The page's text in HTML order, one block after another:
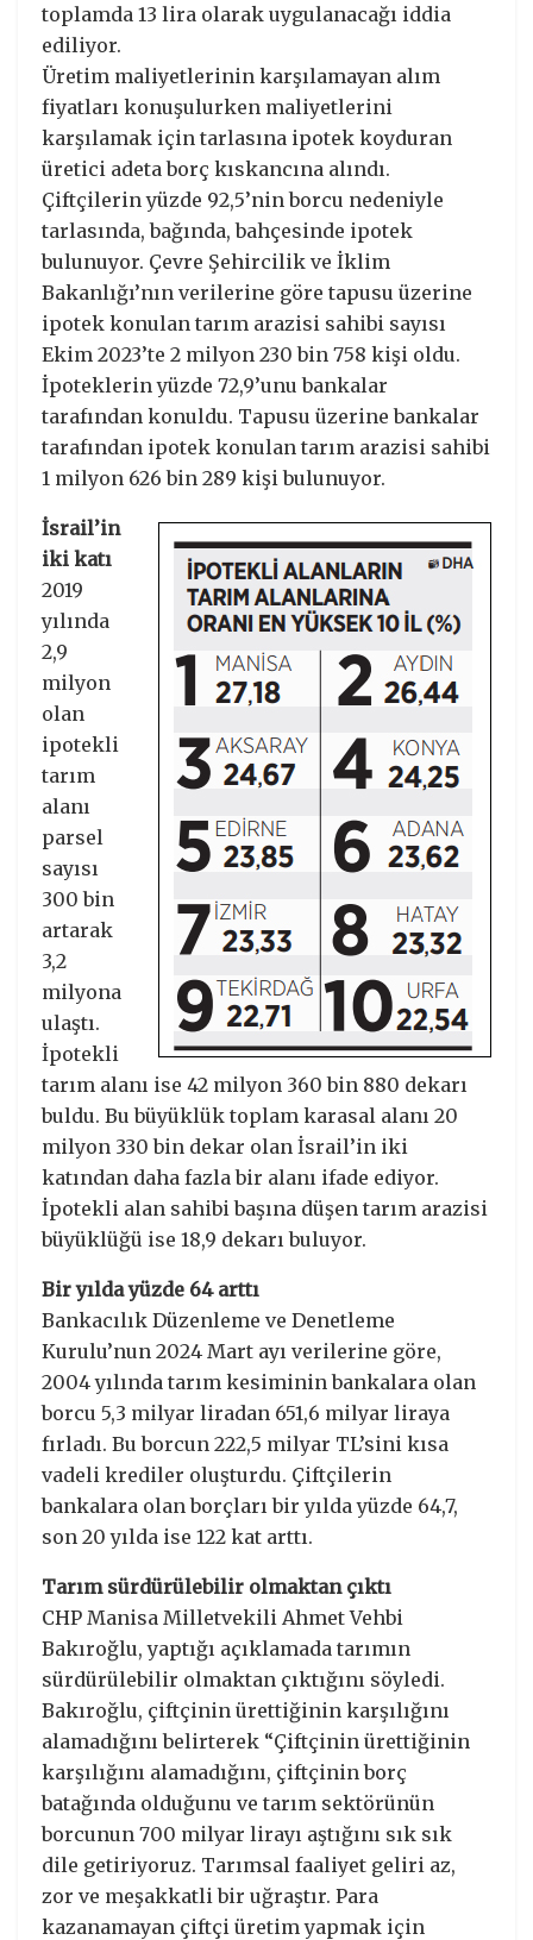
toplamda 13 lira olarak uygulanacağı iddia
ediliyor.
Üretim maliyetlerinin karşılamayan alım
fiyatları konuşulurken maliyetlerini
karşılamak için tarlasına ipotek koyduran
üretici adeta borç kıskancına alındı.
Çiftçilerin yüzde 92,5’nin borcu nedeniyle
tarlasında, bağında, bahçesinde ipotek
bulunuyor. Çevre Şehircilik ve İklim
Bakanlığı’nın verilerine göre tapusu üzerine
ipotek konulan tarım arazisi sahibi sayısı
Ekim 2023’te 2 milyon 230 bin 758 kişi oldu.
İpoteklerin yüzde 72,9’unu bankalar
tarafından konuldu. Tapusu üzerine bankalar
tarafından ipotek konulan tarım arazisi sahibi
1 milyon 626 bin 289 kişi bulunuyor.
İsrail’in
iki katı
2019
yılında
2,9
milyon
olan
ipotekli
tarım
alanı
parsel
sayısı
300 bin
artarak
3,2
milyona
ulaştı.
İpotekli
tarım alanı ise 42 milyon 360 bin 880 dekarı
buldu. Bu büyüklük toplam karasal alanı 20
milyon 330 bin dekar olan İsrail’in iki
katından daha fazla bir alanı ifade ediyor.
İpotekli alan sahibi başına düşen tarım arazisi
büyüklüğü ise 18,9 dekarı buluyor.
Bir yılda yüzde 64 arttı
Bankacılık Düzenleme ve Denetleme
Kurulu’nun 2024 Mart ayı verilerine göre,
2004 yılında tarım kesiminin bankalara olan
borcu 5,3 milyar liradan 651,6 milyar liraya
fırladı. Bu borcun 222,5 milyar TL’sini kısa
vadeli krediler oluşturdu. Çiftçilerin
bankalara olan borçları bir yılda yüzde 64,7,
son 20 yılda ise 122 kat arttı.
Tarım sürdürülebilir olmaktan çıktı
CHP Manisa Milletvekili Ahmet Vehbi
Bakıroğlu, yaptığı açıklamada tarımın
sürdürülebilir olmaktan çıktığını söyledi.
Bakıroğlu, çiftçinin ürettiğinin karşılığını
alamadığını belirterek “Çiftçinin ürettiğinin
karşılığını alamadığını, çiftçinin borç
batağında olduğunu ve tarım sektörünün
borcunun 700 milyar lirayı aştığını sık sık
dile getiriyoruz. Tarımsal faaliyet geliri az,
zor ve meşakkatli bir uğraştır. Para
kazanamayan çiftçi üretim yapmak için